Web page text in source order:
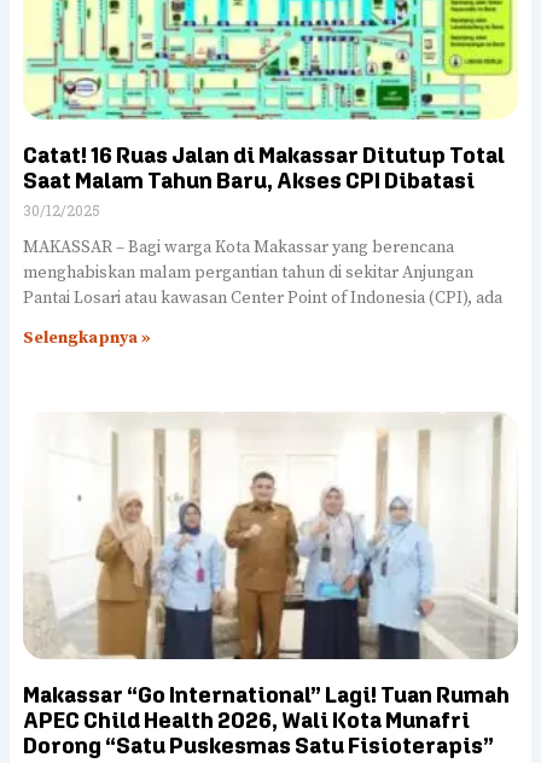
Catat! 16 Ruas Jalan di Makassar Ditutup Total
Saat Malam Tahun Baru, Akses CPI Dibatasi
30/12/2025
MAKASSAR – Bagi warga Kota Makassar yang berencana
menghabiskan malam pergantian tahun di sekitar Anjungan
Pantai Losari atau kawasan Center Point of Indonesia (CPI), ada
Selengkapnya »
Makassar “Go International” Lagi! Tuan Rumah
APEC Child Health 2026, Wali Kota Munafri
Dorong “Satu Puskesmas Satu Fisioterapis”